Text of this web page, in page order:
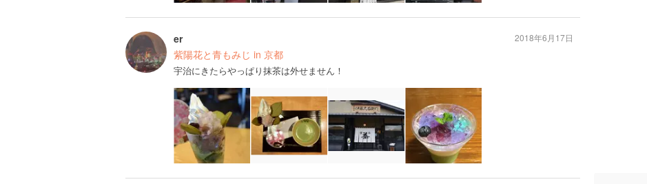
er
紫陽花と青もみじ in 京都
宇治にきたらやっぱり抹茶は外せません！
2018年6月17日